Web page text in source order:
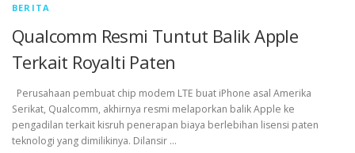
BERITA
Qualcomm Resmi Tuntut Balik Apple
Terkait Royalti Paten
Perusahaan pembuat chip modem LTE buat iPhone asal Amerika
Serikat, Qualcomm, akhirnya resmi melaporkan balik Apple ke
pengadilan terkait kisruh penerapan biaya berlebihan lisensi paten
teknologi yang dimilikinya. Dilansir …